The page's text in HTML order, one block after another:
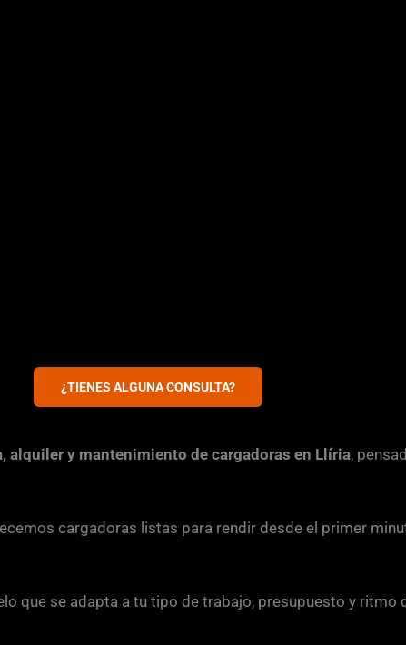
¿TIENES ALGUNA CONSULTA?
alquiler y mantenimiento de cargadoras en Llíria,
cargadoras listas para rendir desde el primer
que se adapta a tu tipo de trabajo, presupuesto y ritmo